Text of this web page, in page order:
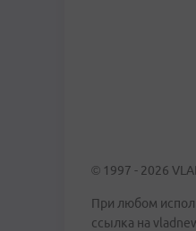
© 1997 - 2026
При любом
ссылка на